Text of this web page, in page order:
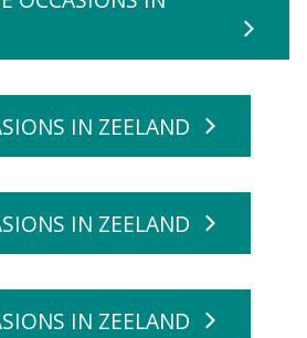
IN ZEELAND
IN ZEELAND
IN ZEELAND